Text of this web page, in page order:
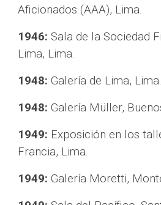
Aficionados (AAA), Lima.
1946: Sala de la Sociedad
Lima, Lima.
1948: Galería de Lima, Lima.
1948: Galería Müller,
1949: Exposición en los
Francia, Lima.
1949: Galería Moretti,